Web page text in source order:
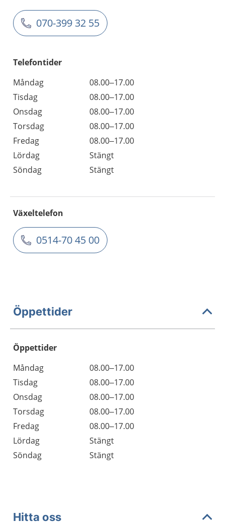
070-399 32 55
Telefontider
Måndag
08.00–17.00
Tisdag
08.00–17.00
Onsdag
08.00–17.00
Torsdag
08.00–17.00
Fredag
08.00–17.00
Lördag
Stängt
Söndag
Stängt
Växeltelefon
0514-70 45 00
Öppettider
Öppettider
Dag
Öppettider
Kommentarer
Måndag
08.00–17.00
Tisdag
08.00–17.00
Onsdag
08.00–17.00
Torsdag
08.00–17.00
Fredag
08.00–17.00
Lördag
Stängt
Söndag
Stängt
Hitta oss